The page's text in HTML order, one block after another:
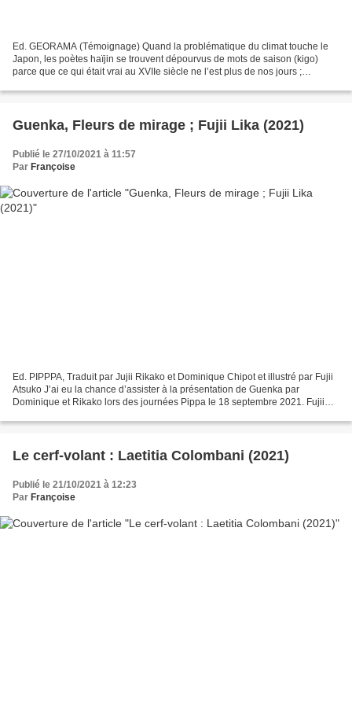
Ed. GEORAMA (Témoignage) Quand la problématique du climat touche le
Japon, les poètes haïjin se trouvent dépourvus de mots de saison (kigo)
parce que ce qui était vrai au XVIIe siècle ne l’est plus de nos jours ;
Guenka, Fleurs de mirage ; Fujii Lika (2021)
Publié le 27/10/2021 à 11:57
Par Françoise
Ed. PIPPPA, Traduit par Jujii Rikako et Dominique Chipot et illustré par Fujii
Atsuko J’ai eu la chance d’assister à la présentation de Guenka par
Dominique et Rikako lors des journées Pippa le 18 septembre 2021. Fujii
Le cerf-volant : Laetitia Colombani (2021)
Publié le 21/10/2021 à 12:23
Par Françoise